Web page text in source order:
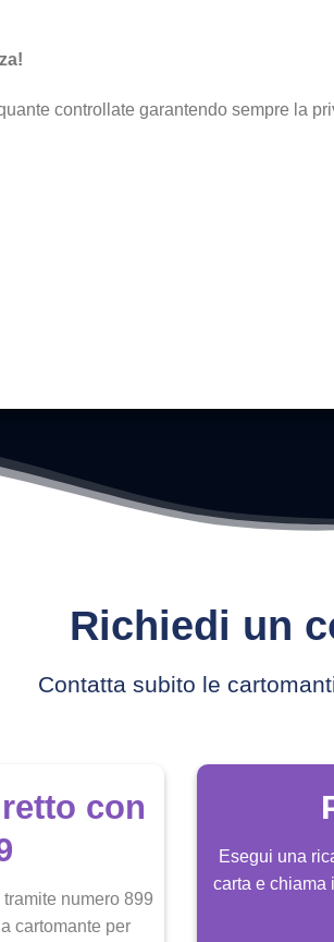
controllate garantendo sempre la
Richiedi un
Contatta subito le
con
numero 899
cartomante per
Esegui una
carta e chiama